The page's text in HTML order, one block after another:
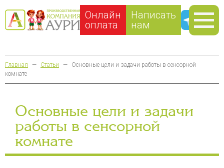
Онлайн
оплата
Написать
нам
Главная — Статьи —
Основные цели и задачи работы в сенсорной
комнате
Основные цели и задачи
работы в сенсорной
комнате